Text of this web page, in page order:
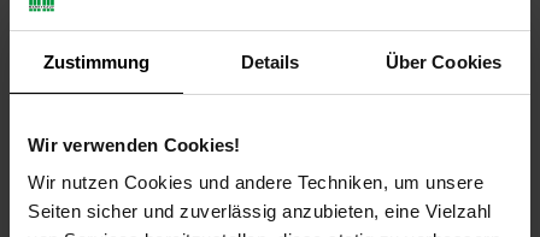
Zustimmung Details Über Cookies
Wir verwenden Cookies!
Wir nutzen Cookies und andere Techniken, um unsere
Seiten sicher und zuverlässig anzubieten, eine Vielzahl
Payback Punkte Basis°Punkte:
41
Extra°Punkte:
0